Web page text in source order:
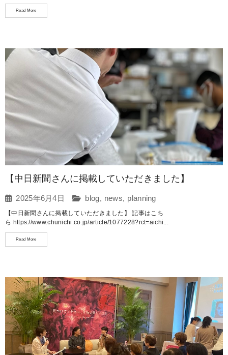
Read More
【中日新聞さんに掲載していただきました】
2025年6月4日 blog, news, planning
【中日新聞さんに掲載していただきました】 記事はこち
ら https://www.chunichi.co.jp/article/1077228?rct=aichi...
Read More